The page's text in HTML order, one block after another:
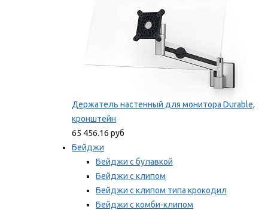
Держатель настенный для монитора Durable,
кронштейн
65 456.16 руб
Бейджи
Бейджи с булавкой
Бейджи с клипом
Бейджи с клипом типа крокодил
Бейджи с комби-клипом